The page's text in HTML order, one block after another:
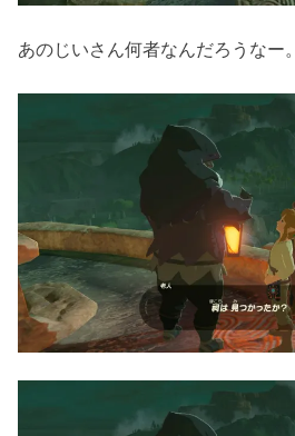
あのじいさん何者なんだろうなー。